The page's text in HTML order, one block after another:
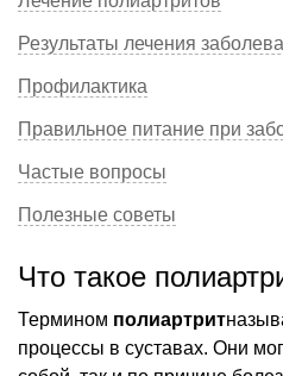
Результаты лечения
Профилактика
Правильное питание при
Частые вопросы
Полезные советы
Что такое
Термином полиартрит
процессы в суставах. Они